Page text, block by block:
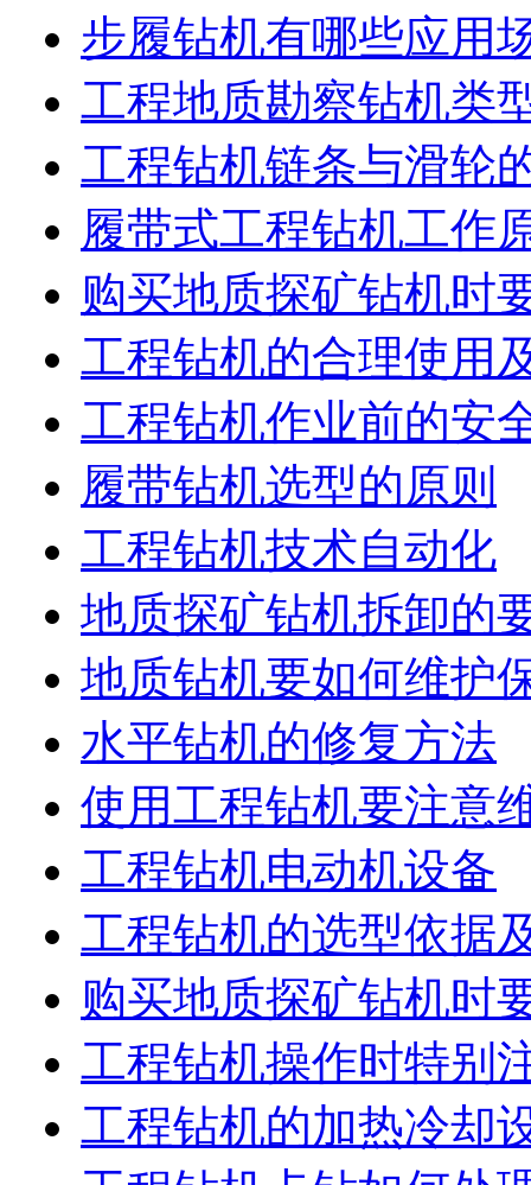
步履钻机有哪些应用
工程地质勘察钻机类
工程钻机链条与滑轮
履带式工程钻机工作
购买地质探矿钻机时
工程钻机的合理使用
工程钻机作业前的安
履带钻机选型的原则
工程钻机技术自动化
地质探矿钻机拆卸的
地质钻机要如何维护
水平钻机的修复方法
使用工程钻机要注意
工程钻机电动机设备
工程钻机的选型依据
购买地质探矿钻机时
工程钻机操作时特别
工程钻机的加热冷却